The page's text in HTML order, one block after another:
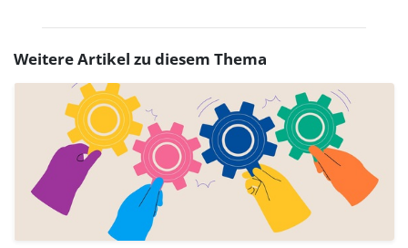
Weitere Artikel zu diesem Thema